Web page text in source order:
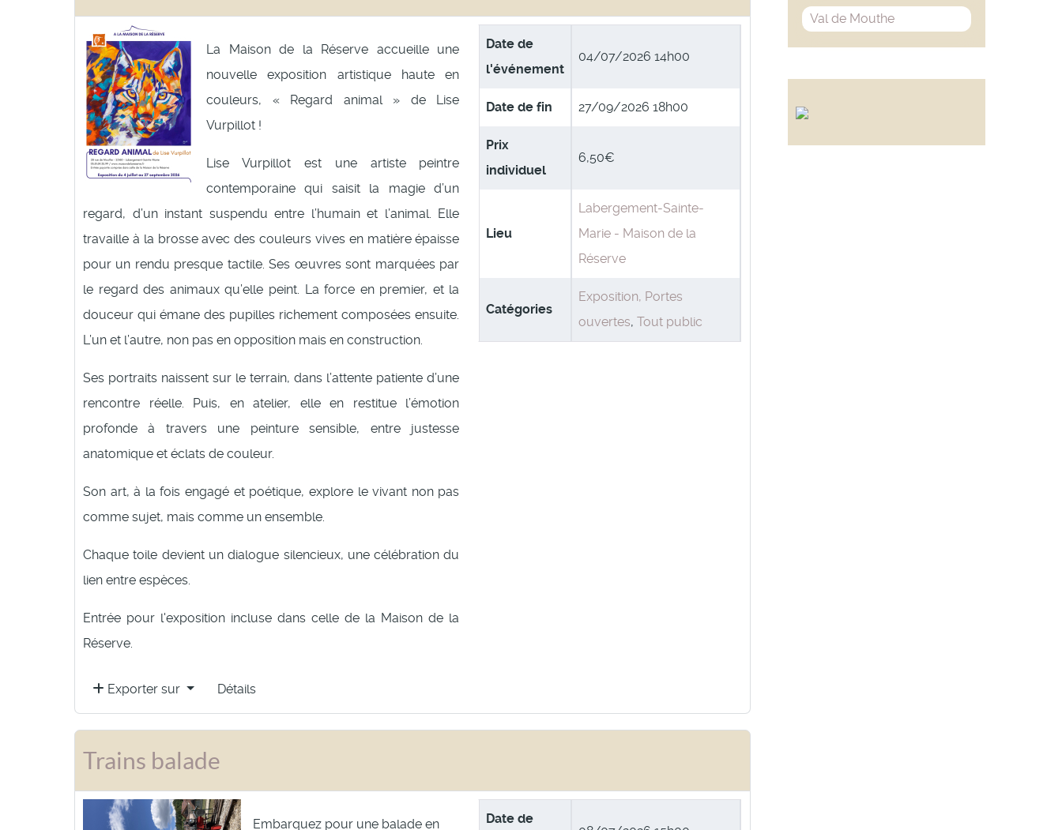
La Maison de la Réserve accueille une
nouvelle exposition artistique haute en
couleurs, « Regard animal » de Lise
Vurpillot !
Lise Vurpillot est une artiste peintre
contemporaine qui saisit la magie d’un
regard, d’un instant suspendu entre l’humain et l’animal. Elle
travaille à la brosse avec des couleurs vives en matière épaisse
pour un rendu presque tactile. Ses œuvres sont marquées par
le regard des animaux qu’elle peint. La force en premier, et la
douceur qui émane des pupilles richement composées ensuite.
L’un et l’autre, non pas en opposition mais en construction.
Ses portraits naissent sur le terrain, dans l’attente patiente d’une
rencontre réelle. Puis, en atelier, elle en restitue l’émotion
profonde à travers une peinture sensible, entre justesse
anatomique et éclats de couleur.
Son art, à la fois engagé et poétique, explore le vivant non pas
comme sujet, mais comme un ensemble.
Chaque toile devient un dialogue silencieux, une célébration du
lien entre espèces.
Entrée pour l'exposition incluse dans celle de la Maison de la
Réserve.
Date de
l'événement
04/07/2026 14h00
Date de fin 27/09/2026 18h00
Prix
individuel
6,50€
Lieu
Labergement-Sainte-
Marie - Maison de la
Réserve
Catégories
Exposition, Portes
ouvertes,Tout public
Exporter sur Détails
Trains balade
Embarquez pour une balade en
Date de
Val de Mouthe